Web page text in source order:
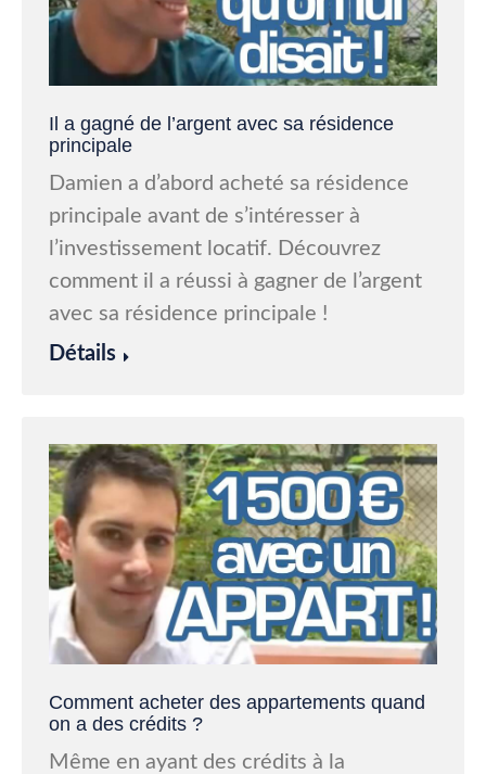
Il a gagné de l’argent avec sa résidence
principale
Damien a d’abord acheté sa résidence
principale avant de s’intéresser à
l’investissement locatif. Découvrez
comment il a réussi à gagner de l’argent
avec sa résidence principale !
Détails
Comment acheter des appartements quand
on a des crédits ?
Même en ayant des crédits à la